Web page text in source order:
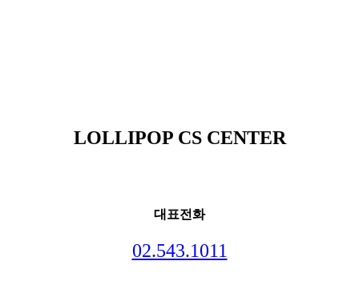
LOLLIPOP CS CENTER
대표전화
02.543.1011